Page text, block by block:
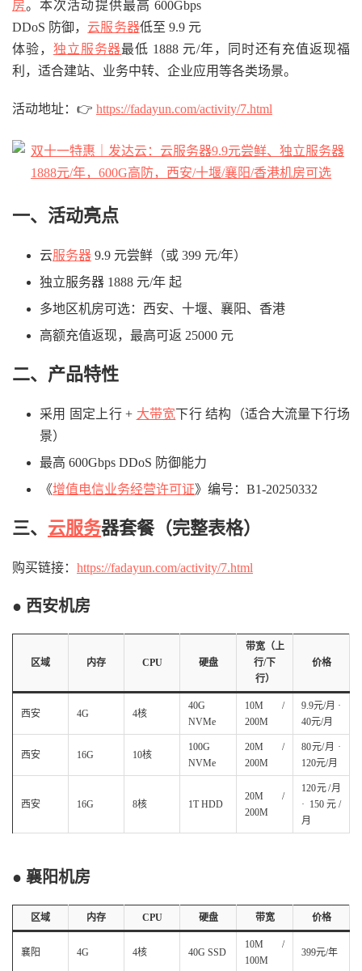
房。本次活动提供最高 600Gbps
DDoS 防御， 云服务器低至 9.9 元
体验， 独立服务器最低 1888 元/年，同时还有充值返现福
利，适合建站、业务中转、企业应用等各类场景。
活动地址：👉 https://fadayun.com/activity/7.html
一、活动亮点
云服务器 9.9 元尝鲜（或 399 元/年）
独立服务器 1888 元/年 起
多地区机房可选：西安、十堰、襄阳、香港
高额充值返现，最高可返 25000 元
二、产品特性
采用 固定上行 + 大带宽下行 结构（适合大流量下行场
景）
最高 600Gbps DDoS 防御能力
《增值电信业务经营许可证》编号：B1-20250332
三、 云服务器套餐（完整表格）
购买链接： https://fadayun.com/activity/7.html
● 西安机房
区域 内存 CPU 硬盘
带宽（上
行/下
行）
价格
西安 4G 4核
40G
NVMe
10M /
200M
9.9元/月 ·
40元/月
西安 16G 10核
100G
NVMe
20M /
200M
80元/月 ·
120元/月
西安 16G 8核 1T HDD
20M /
200M
120元/月
· 150元/
月
● 襄阳机房
区域 内存 CPU 硬盘 带宽 价格
襄阳 4G 4核 40G SSD
10M /
100M
399元/年